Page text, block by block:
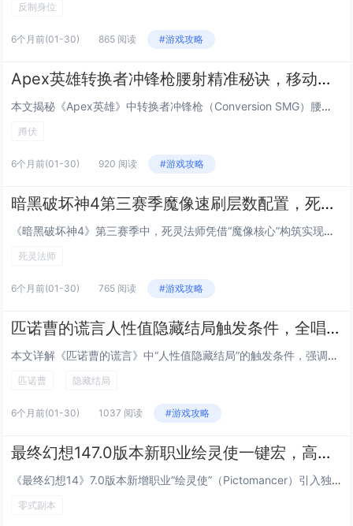
反制身位
6个月前(01-30) 865 阅读 #游戏攻略
Apex英雄转换者冲锋枪腰射精准秘诀，移动中按下蹲伏键的弹道稳定玄学技巧
本文揭秘《Apex英雄》中转换者冲锋枪（Conversion SMG）腰射精准度提升的核心技巧：在移动中连续、有节奏地按下蹲伏键（默认Ctrl），可显著增强腰射稳定性与弹道集中度，该操作并非单纯降低后坐力，而是利用蹲伏瞬间的移动速度骤减与角...
蹲伏
6个月前(01-30) 920 阅读 #游戏攻略
暗黑破坏神4第三赛季魔像速刷层数配置，死灵法师利用魔像核心刷100层噩梦
《暗黑破坏神4》第三赛季中，死灵法师凭借“魔像核心”构筑实现高效速刷噩梦地下城100层，该配置以“不朽之王的诅咒”与“魔像核心”为核心，搭配“亡者大军”“骸骨装甲”及“鲜血潮汐”等技能，大幅提升魔像生存与输出能力；装备侧重冷却缩减、召唤物增...
死灵法师
6个月前(01-30) 765 阅读 #游戏攻略
匹诺曹的谎言人性值隐藏结局触发条件，全唱片收集与关键对话选择时间节点
本文详解《匹诺曹的谎言》中“人性值隐藏结局”的触发条件，强调该结局与玩家全程积累的“人性值”密切相关，需在关键剧情节点（如第一章工厂对话、第三章孤儿院抉择、终章审判前夜）做出偏向共情、牺牲或诚实的选择，避免过度功利性行为，必须100%收集全...
匹诺曹 隐藏结局
6个月前(01-30) 1037 阅读 #游戏攻略
最终幻想147.0版本新职业绘灵使一键宏，高难副本零式循环简化输出手法
《最终幻想14》7.0版本新增职业“绘灵使”（Pictomancer）引入独特画布机制与三系灵画（攻击/防御/辅助）切换系统，为适配高难度副本（如零式神兵绝境），玩家社区广泛采用一键宏优化操作：通过宏命令自动判断目标状态、智能选择最优灵画组...
零式副本